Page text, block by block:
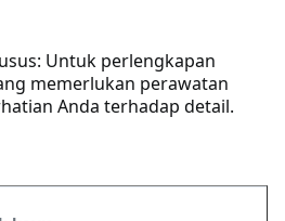
Untuk perlengkapan
memerlukan perawatan
Anda terhadap detail.